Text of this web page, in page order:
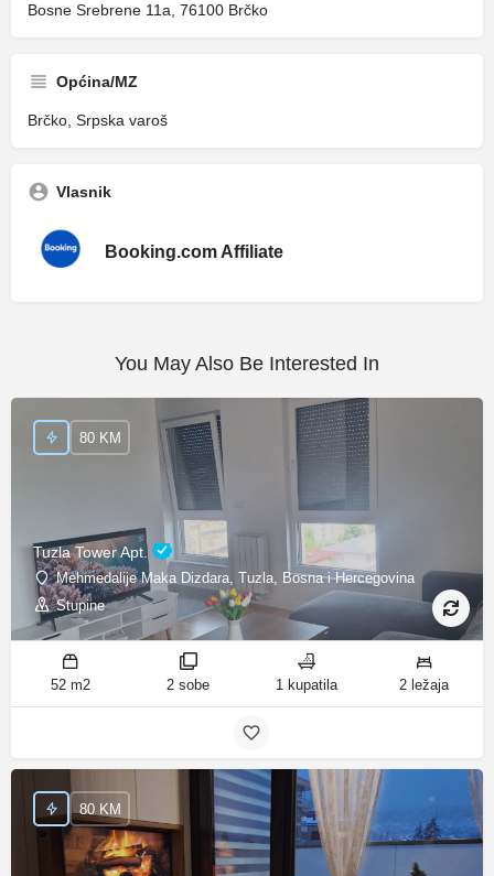
Bosne Srebrene 11a, 76100 Brčko
Općina/MZ
Brčko, Srpska varoš
Vlasnik
Booking.com Affiliate
You May Also Be Interested In
Tuzla Tower Apt.
Mehmedalije Maka Dizdara, Tuzla, Bosna i Hercegovina
Stupine
80 KM
52 m2 2 sobe 1 kupatila 2 ležaja
80 KM